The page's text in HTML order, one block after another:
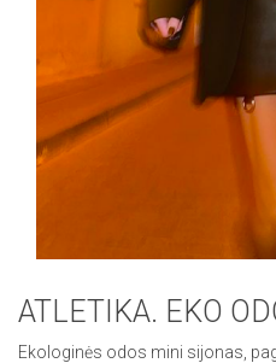
ATLETIKA. EKO
Ekologinės odos mini sijonas,